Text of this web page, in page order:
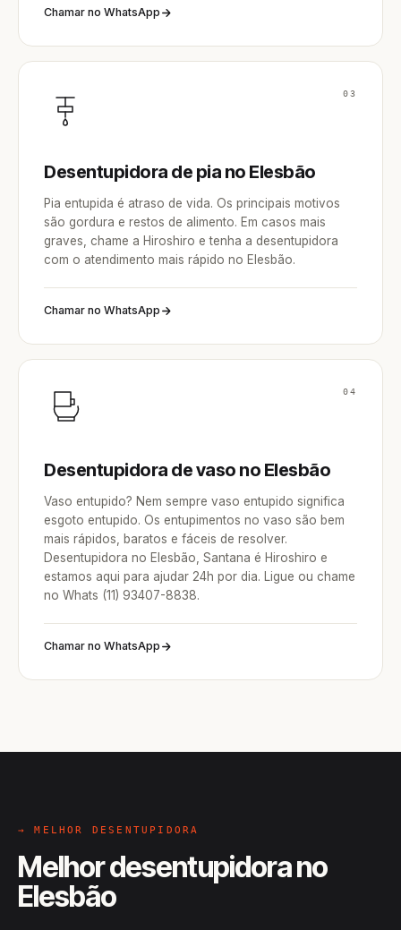
Chamar no WhatsApp
03
Desentupidora de pia no Elesbão
Pia entupida é atraso de vida. Os principais motivos
são gordura e restos de alimento. Em casos mais
graves, chame a Hiroshiro e tenha a desentupidora
com o atendimento mais rápido no Elesbão.
Chamar no WhatsApp
04
Desentupidora de vaso no Elesbão
Vaso entupido? Nem sempre vaso entupido significa
esgoto entupido. Os entupimentos no vaso são bem
mais rápidos, baratos e fáceis de resolver.
Desentupidora no Elesbão, Santana é Hiroshiro e
estamos aqui para ajudar 24h por dia. Ligue ou chame
no Whats (11) 93407-8838.
Chamar no WhatsApp
→ MELHOR DESENTUPIDORA
Melhor desentupidora no
Elesbão